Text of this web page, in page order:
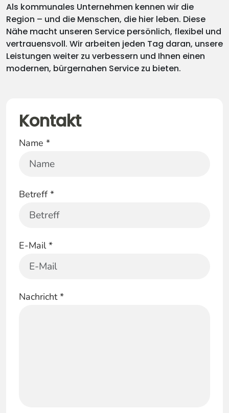
Als kommunales Unternehmen kennen wir die
Region – und die Menschen, die hier leben. Diese
Nähe macht unseren Service persönlich, flexibel und
vertrauensvoll. Wir arbeiten jeden Tag daran, unsere
Leistungen weiter zu verbessern und Ihnen einen
modernen, bürgernahen Service zu bieten.
Kontakt
Name *
Betreff*
E-Mail*
Nachricht*